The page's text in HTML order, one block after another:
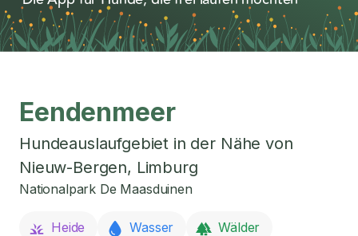
Eendenmeer
Hundeauslaufgebiet in der Nähe von
Nieuw-Bergen, Limburg
Nationalpark De Maasduinen
Heide Wasser Wälder